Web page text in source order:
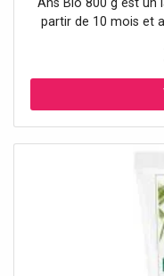
partir de 10 mois et